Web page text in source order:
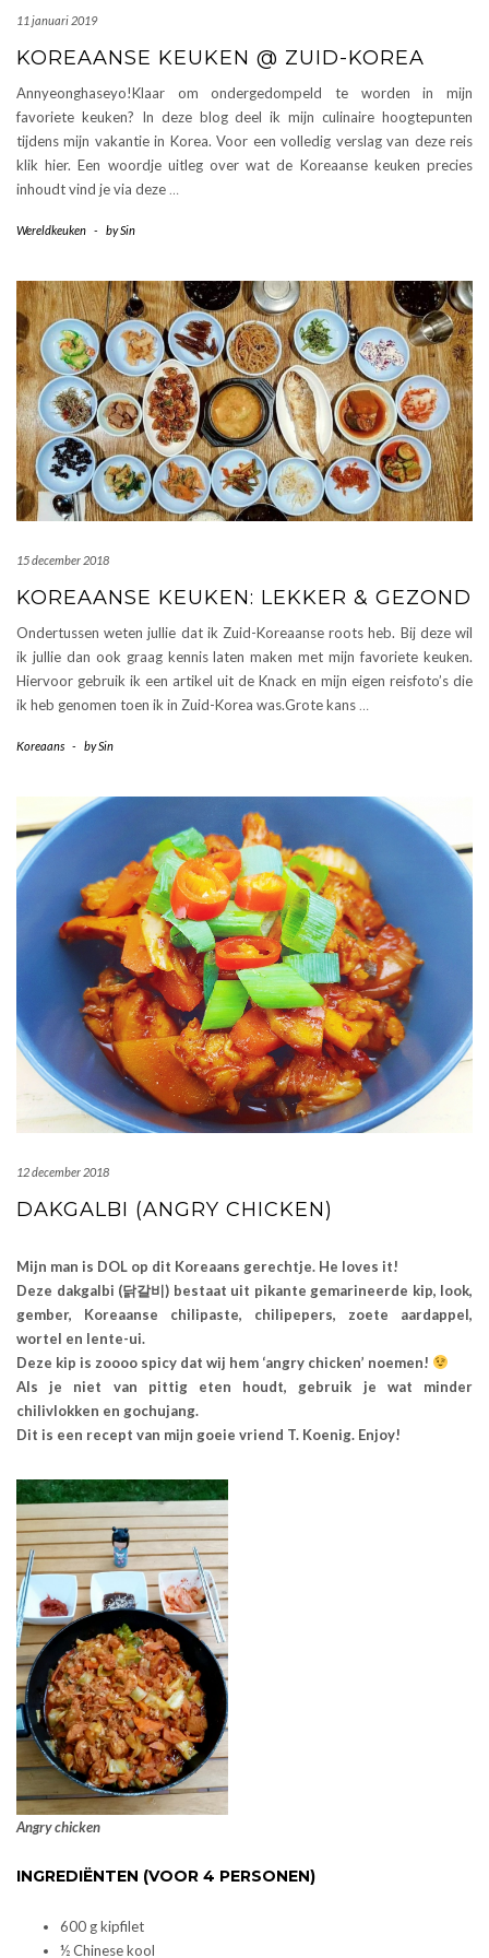
11 januari 2019
KOREAANSE KEUKEN @ ZUID-KOREA
Annyeonghaseyo!Klaar om ondergedompeld te worden in mijn
favoriete keuken? In deze blog deel ik mijn culinaire hoogtepunten
tijdens mijn vakantie in Korea. Voor een volledig verslag van deze reis
klik hier. Een woordje uitleg over wat de Koreaanse keuken precies
inhoudt vind je via deze …
Wereldkeuken - bySin
15 december 2018
KOREAANSE KEUKEN: LEKKER & GEZOND
Ondertussen weten jullie dat ik Zuid-Koreaanse roots heb. Bij deze wil
ik jullie dan ook graag kennis laten maken met mijn favoriete keuken.
Hiervoor gebruik ik een artikel uit de Knack en mijn eigen reisfoto’s die
ik heb genomen toen ik in Zuid-Korea was.Grote kans …
Koreaans - bySin
12 december 2018
DAKGALBI (ANGRY CHICKEN)
Mijn man is DOL op dit Koreaans gerechtje. He loves it!
Deze dakgalbi (닭갈비) bestaat uit pikante gemarineerde kip, look,
gember, Koreaanse chilipaste, chilipepers, zoete aardappel,
wortel en lente-ui.
Deze kip is zoooo spicy dat wij hem ‘angry chicken’ noemen!
Als je niet van pittig eten houdt, gebruik je wat minder
chilivlokken en gochujang.
Dit is een recept van mijn goeie vriend T. Koenig. Enjoy!
Angry chicken
INGREDIËNTEN (VOOR 4 PERSONEN)
600 g kipfilet
½ Chinese kool